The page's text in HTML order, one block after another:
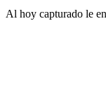
Al hoy capturado le